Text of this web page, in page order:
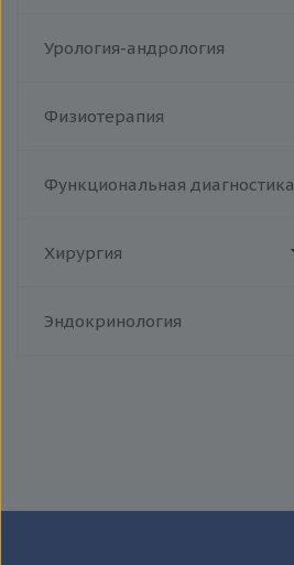
Урология-андрология
Физиотерапия
Функциональная диагностика
Хирургия
Эндокринология